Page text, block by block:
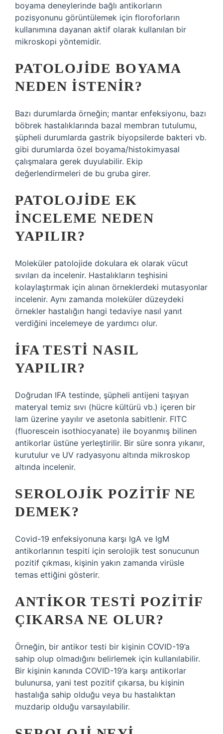
boyama deneylerinde bağlı antikorların
pozisyonunu görüntülemek için floroforların
kullanımına dayanan aktif olarak kullanılan bir
mikroskopi yöntemidir.
PATOLOJIDE BOYAMA
NEDEN ISTENIR?
Bazı durumlarda örneğin; mantar enfeksiyonu, bazı
böbrek hastalıklarında bazal membran tutulumu,
şüpheli durumlarda gastrik biyopsilerde bakteri vb.
gibi durumlarda özel boyama/histokimyasal
çalışmalara gerek duyulabilir. Ekip
değerlendirmeleri de bu gruba girer.
PATOLOJIDE EK
INCELEME NEDEN
YAPILIR?
Moleküler patolojide dokulara ek olarak vücut
sıvıları da incelenir. Hastalıkların teşhisini
kolaylaştırmak için alınan örneklerdeki mutasyonlar
incelenir. Aynı zamanda moleküler düzeydeki
örnekler hastalığın hangi tedaviye nasıl yanıt
verdiğini incelemeye de yardımcı olur.
İFA TESTI NASIL
YAPILIR?
Doğrudan IFA testinde, şüpheli antijeni taşıyan
materyal temiz sıvı (hücre kültürü vb.) içeren bir
lam üzerine yayılır ve asetonla sabitlenir. FITC
(fluorescein isothiocyanate) ile boyanmış bilinen
antikorlar üstüne yerleştirilir. Bir süre sonra yıkanır,
kurutulur ve UV radyasyonu altında mikroskop
altında incelenir.
SEROLOJIK POZITIF NE
DEMEK?
Covid-19 enfeksiyonuna karşı IgA ve IgM
antikorlarının tespiti için serolojik test sonucunun
pozitif çıkması, kişinin yakın zamanda virüsle
temas ettiğini gösterir.
ANTIKOR TESTI POZITIF
ÇIKARSA NE OLUR?
Örneğin, bir antikor testi bir kişinin COVID-19’a
sahip olup olmadığını belirlemek için kullanılabilir.
Bir kişinin kanında COVID-19’a karşı antikorlar
bulunursa, yani test pozitif çıkarsa, bu kişinin
hastalığa sahip olduğu veya bu hastalıktan
muzdarip olduğu varsayılabilir.